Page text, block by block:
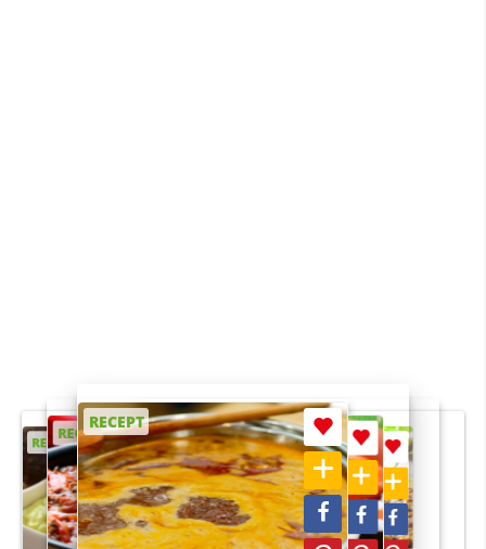
RECEPT
RECEPT
RECEPT
RECEPT
RECEPT